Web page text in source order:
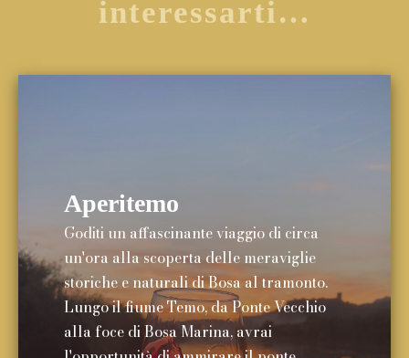
interessarti…
Aperitemo
Goditi un affascinante viaggio di circa
un'ora alla scoperta delle meraviglie
storiche e naturali di Bosa al tramonto.
Lungo il fiume Temo, da Ponte Vecchio
alla foce di Bosa Marina, avrai